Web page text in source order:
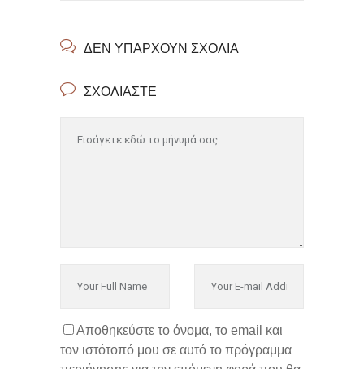
ΔΕΝ ΥΠΆΡΧΟΥΝ ΣΧΌΛΙΑ
ΣΧΟΛΙΆΣΤΕ
Αποθηκεύστε το όνομα, το email και
τον ιστότοπό μου σε αυτό το πρόγραμμα